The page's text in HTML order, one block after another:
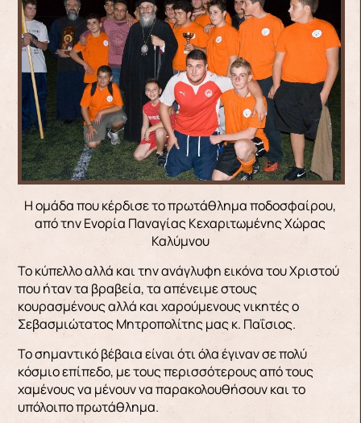
Η ομάδα που κέρδισε το πρωτάθλημα ποδοσφαίρου,
από την Ενορία Παναγίας Κεχαριτωμένης Χώρας
Καλύμνου
Το κύπελλο αλλά και την ανάγλυφη εικόνα του Χριστού
που ήταν τα βραβεία, τα απένειμε στους
κουρασμένους αλλά και χαρούμενους νικητές ο
Σεβασμιώτατος Μητροπολίτης μας κ. Παΐσιος.
Το σημαντικό βέβαια είναι ότι όλα έγιναν σε πολύ
κόσμιο επίπεδο, με τους περισσότερους από τους
χαμένους να μένουν να παρακολουθήσουν και το
υπόλοιπο πρωτάθλημα.